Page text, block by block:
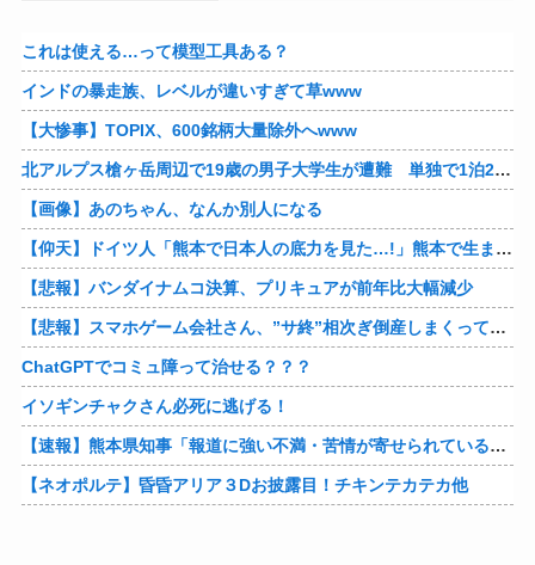
これは使える…って模型工具ある？
インドの暴走族、レベルが違いすぎて草www
【大惨事】TOPIX、600銘柄大量除外へwww
北アルプス槍ヶ岳周辺で19歳の男子大学生が遭難 単独で1泊2日の予定で入山も連絡取れず 警察が9日以降捜索予定
【画像】あのちゃん、なんか別人になる
【仰天】ドイツ人「熊本で日本人の底力を見た…!」熊本で生まれて初めて震度7の大地震を経験したドイツ人。直後、日本人たちの行動に衝撃を受けてしまう…
【悲報】バンダイナムコ決算、プリキュアが前年比大幅減少
【悲報】スマホゲーム会社さん、”サ終”相次ぎ倒産しまくってる模様
ChatGPTでコミュ障って治せる？？？
イソギンチャクさん必死に逃げる！
【速報】熊本県知事「報道に強い不満・苦情が寄せられている」→TBSの報道特集がまさにそれな件他
【ネオポルテ】昏昏アリア３Dお披露目！チキンテカテカ他